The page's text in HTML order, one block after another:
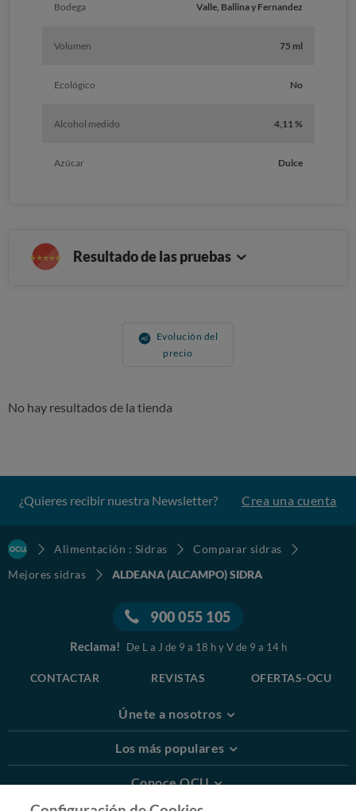
Bodega Valle, Ballina y Fernandez
Volumen 75 ml
Ecológico No
Alcohol medido 4,11 %
Azúcar Dulce
Resultado de las pruebas
Evolución del
precio
No hay resultados de la tienda
¿Quieres recibir nuestra Newsletter? Crea una cuenta
Alimentación : Sidras
Comparar sidras
Mejores sidras
ALDEANA (ALCAMPO) SIDRA
900 055 105
Reclama! De L a J de 9 a 18 h y V de 9 a 14 h
CONTACTAR REVISTAS OFERTAS-OCU
Únete a nosotros
Los más populares
Conoce OCU